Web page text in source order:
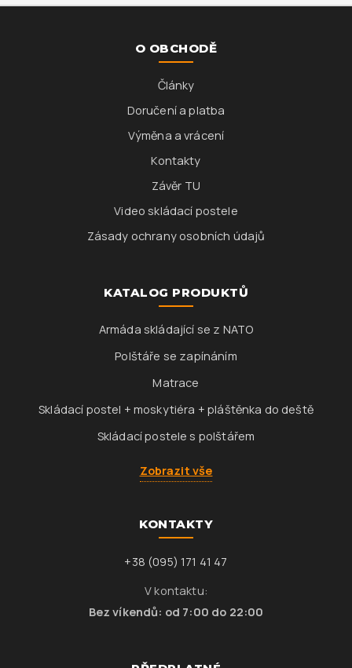
O OBCHODĚ
Články
Doručení a platba
Výměna a vrácení
Kontakty
Závěr TU
Video skládací postele
Zásady ochrany osobních údajů
KATALOG PRODUKTŮ
Armáda skládající se z NATO
Polštáře se zapínáním
Matrace
Skládací postel + moskytiéra + pláštěnka do deště
Skládací postele s polštářem
Zobrazit vše
KONTAKTY
+38 (095) 171 41 47
V kontaktu:
Bez víkendů: od 7:00 do 22:00